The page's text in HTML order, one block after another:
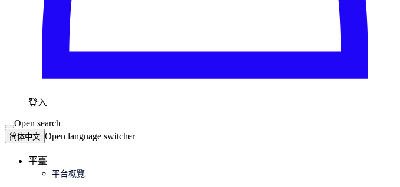
登入
Open search
简体中文 Open language switcher
平臺
平台概覽